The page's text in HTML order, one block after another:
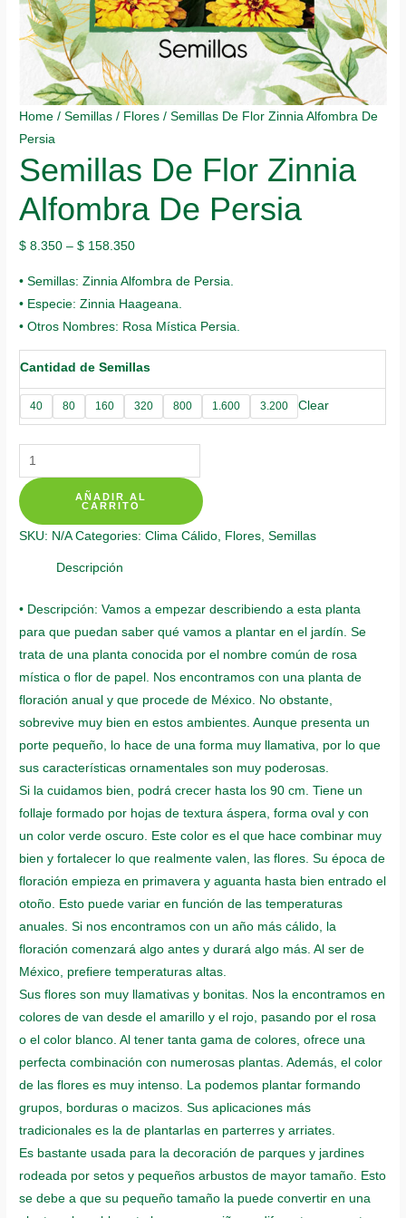
Home /Semillas / Flores / Semillas De Flor Zinnia Alfombra De
Persia
Semillas De Flor Zinnia
Alfombra De Persia
$ 8.350 –$ 158.350
• Semillas: Zinnia Alfombra de Persia.
• Especie: Zinnia Haageana.
• Otros Nombres: Rosa Mística Persia.
Cantidad de Semillas
40 80 160 320 800 1.600 3.200 Clear
Semillas
De
Flor
Zinnia
quantity
AÑADIR AL
CARRITO
SKU: N/A Categories:Clima Cálido, Flores,Semillas
Descripción
• Descripción: Vamos a empezar describiendo a esta planta
para que puedan saber qué vamos a plantar en el jardín. Se
trata de una planta conocida por el nombre común de rosa
mística o flor de papel. Nos encontramos con una planta de
floración anual y que procede de México. No obstante,
sobrevive muy bien en estos ambientes. Aunque presenta un
porte pequeño, lo hace de una forma muy llamativa, por lo que
sus características ornamentales son muy poderosas.
Si la cuidamos bien, podrá crecer hasta los 90 cm. Tiene un
follaje formado por hojas de textura áspera, forma oval y con
un color verde oscuro. Este color es el que hace combinar muy
bien y fortalecer lo que realmente valen, las flores. Su época de
floración empieza en primavera y aguanta hasta bien entrado el
otoño. Esto puede variar en función de las temperaturas
anuales. Si nos encontramos con un año más cálido, la
floración comenzará algo antes y durará algo más. Al ser de
México, prefiere temperaturas altas.
Sus flores son muy llamativas y bonitas. Nos la encontramos en
colores de van desde el amarillo y el rojo, pasando por el rosa
o el color blanco. Al tener tanta gama de colores, ofrece una
perfecta combinación con numerosas plantas. Además, el color
de las flores es muy intenso. La podemos plantar formando
grupos, borduras o macizos. Sus aplicaciones más
tradicionales es la de plantarlas en parterres y arriates.
Es bastante usada para la decoración de parques y jardines
rodeada por setos y pequeños arbustos de mayor tamaño. Esto
se debe a que su pequeño tamaño la puede convertir en una